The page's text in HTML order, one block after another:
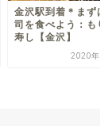
金沢駅到着＊まずは
司を食べよう：もり
寿し【金沢】
2020年12